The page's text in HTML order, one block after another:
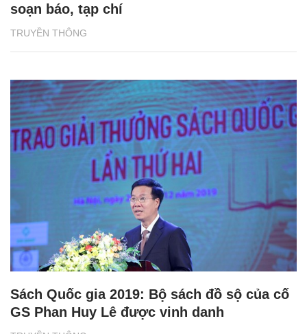
TRUYỀN THÔNG
soạn báo, tạp chí
Sách Quốc gia 2019: Bộ sách đồ sộ của cố
GS Phan Huy Lê được vinh danh